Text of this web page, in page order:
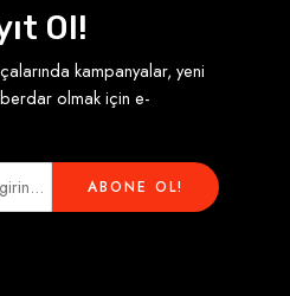
Ol!
kampanyalar, yeni
olmak için e-